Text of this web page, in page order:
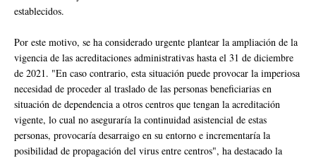
establecidos.
Por este motivo, se ha considerado urgente plantear la ampliación de la
vigencia de las acreditaciones administrativas hasta el 31 de diciembre
de 2021. "En caso contrario, esta situación puede provocar la imperiosa
necesidad de proceder al traslado de las personas beneficiarias en
situación de dependencia a otros centros que tengan la acreditación
vigente, lo cual no aseguraría la continuidad asistencial de estas
personas, provocaría desarraigo en su entorno e incrementaría la
posibilidad de propagación del virus entre centros", ha destacado la